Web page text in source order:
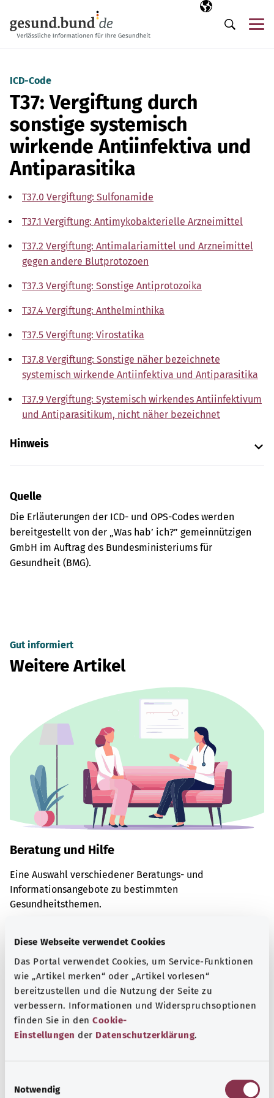
Diese Webseite verwendet Cookies
Das Portal verwendet Cookies, um Service-Funktionen
wie „Artikel merken“ oder „Artikel vorlesen“
bereitzustellen und die Nutzung der Seite zu
verbessern. Informationen und Widerspruchsoptionen
finden Sie in den Cookie-
Einstellungen der Datenschutzerklärung.
Notwendig
Ausgewählte
DE
Suche
ICD-Code
T37: Vergiftung durch
sonstige systemisch
wirkende Antiinfektiva und
Antiparasitika
T37.0 Vergiftung: Sulfonamide
T37.1 Vergiftung: Antimykobakterielle Arzneimittel
T37.2 Vergiftung: Antimalariamittel und Arzneimittel
gegen andere Blutprotozoen
T37.3 Vergiftung: Sonstige Antiprotozoika
T37.4 Vergiftung: Anthelminthika
T37.5 Vergiftung: Virostatika
T37.8 Vergiftung: Sonstige näher bezeichnete
systemisch wirkende Antiinfektiva und Antiparasitika
T37.9 Vergiftung: Systemisch wirkendes Antiinfektivum
und Antiparasitikum, nicht näher bezeichnet
Hinweis
Quelle
Die Erläuterungen der ICD- und OPS-Codes werden
bereitgestellt von der „Was hab’ ich?” gemeinnützigen
GmbH im Auftrag des Bundesministeriums für
Gesundheit (BMG).
Gut informiert
Weitere Artikel
Beratung und Hilfe
Eine Auswahl verschiedener Beratungs- und
Informationsangebote zu bestimmten
Gesundheitsthemen.